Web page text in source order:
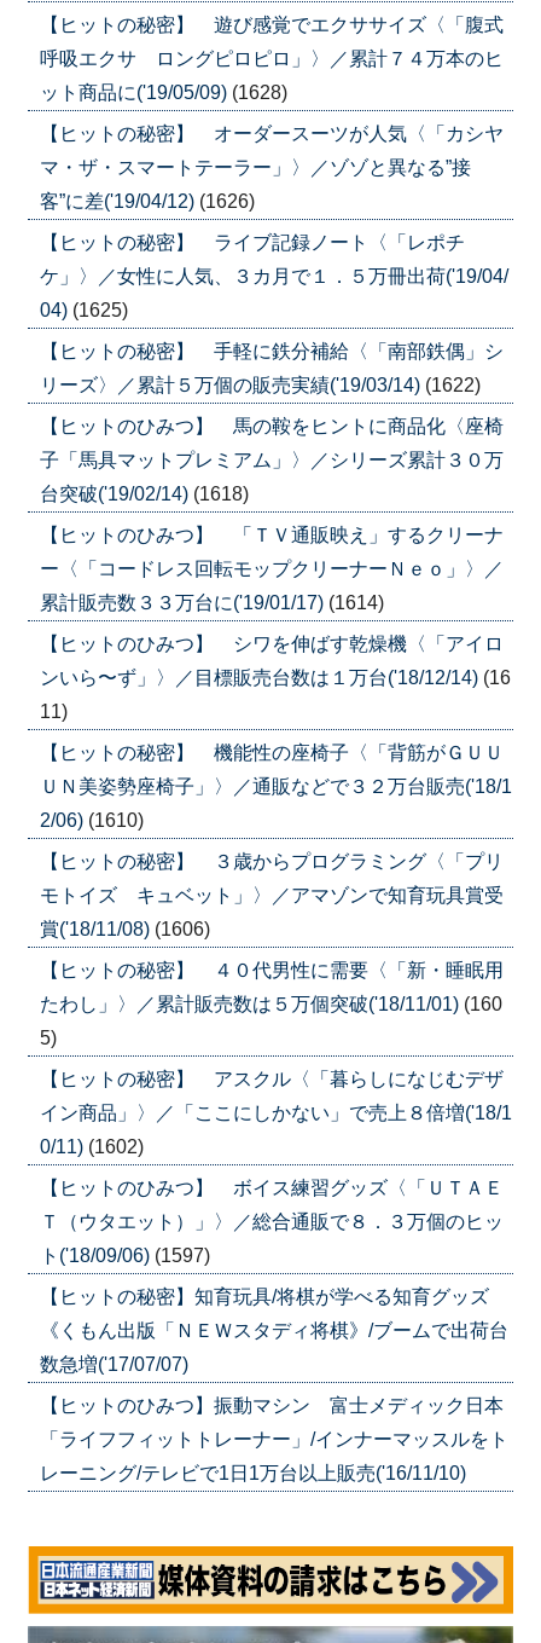
【ヒットの秘密】 遊び感覚でエクササイズ〈「腹式
呼吸エクサ ロングピロピロ」〉／累計７４万本のヒ
ット商品に('19/05/09) (1628)
【ヒットの秘密】 オーダースーツが人気〈「カシヤ
マ・ザ・スマートテーラー」〉／ゾゾと異なる”接
客”に差('19/04/12) (1626)
【ヒットの秘密】 ライブ記録ノート〈「レポチ
ケ」〉／女性に人気、３カ月で１．５万冊出荷('19/04/
04) (1625)
【ヒットの秘密】 手軽に鉄分補給〈「南部鉄偶」シ
リーズ〉／累計５万個の販売実績('19/03/14) (1622)
【ヒットのひみつ】 馬の鞍をヒントに商品化〈座椅
子「馬具マットプレミアム」〉／シリーズ累計３０万
台突破('19/02/14) (1618)
【ヒットのひみつ】 「ＴＶ通販映え」するクリーナ
ー〈「コードレス回転モップクリーナーＮｅｏ」〉／
累計販売数３３万台に('19/01/17) (1614)
【ヒットのひみつ】 シワを伸ばす乾燥機〈「アイロ
ンいら〜ず」〉／目標販売台数は１万台('18/12/14) (16
11)
【ヒットの秘密】 機能性の座椅子〈「背筋がＧＵＵ
ＵＮ美姿勢座椅子」〉／通販などで３２万台販売('18/1
2/06) (1610)
【ヒットの秘密】 ３歳からプログラミング〈「プリ
モトイズ キュベット」〉／アマゾンで知育玩具賞受
賞('18/11/08) (1606)
【ヒットの秘密】 ４０代男性に需要〈「新・睡眠用
たわし」〉／累計販売数は５万個突破('18/11/01) (160
5)
【ヒットの秘密】 アスクル〈「暮らしになじむデザ
イン商品」〉／「ここにしかない」で売上８倍増('18/1
0/11) (1602)
【ヒットのひみつ】 ボイス練習グッズ〈「ＵＴＡＥ
Ｔ（ウタエット）」〉／総合通販で８．３万個のヒッ
ト('18/09/06) (1597)
【ヒットの秘密】知育玩具/将棋が学べる知育グッズ
《くもん出版「ＮＥＷスタディ将棋》/ブームで出荷台
数急増('17/07/07)
【ヒットのひみつ】振動マシン 富士メディック日本
「ライフフィットトレーナー」/インナーマッスルをト
レーニング/テレビで1日1万台以上販売('16/11/10)